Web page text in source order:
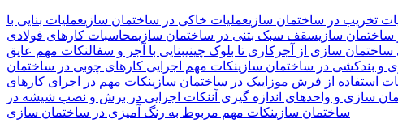
تخریب در ساختمان سازیعملیات خاکی در ساختمان سازیعملیات بنایی با
ساختمان سازیسقف سبک بتنی در ساختمان سازیمحاسبات کارهای فولادی
سازی از آجرکاری تا بلوک‌ چینیبنایی با آجر و سفالنکات مهم عایق
و بندکشی در ساختمان‌ سازینکات مهم اجرایی کارهای چوبی در ساختمان‌
استفاده از فرش موزاییک در ساختمان‌ سازینکات مهم در اجرای کارهای
سازی و واحدهای اندازه‌ گیری آننکات اجرایی در برش و نصب شیشه در
ساختمان‌ سازینکات مهم مربوط به رنگ آمیزی در ساختمان‌ سازی